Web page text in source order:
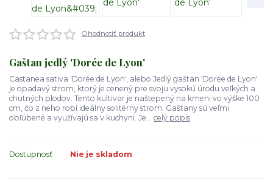
Ohodnotiť produkt
Gaštan jedlý 'Dorée de Lyon'
Castanea sativa 'Dorée de Lyon', alebo Jedlý gaštan 'Dorée de Lyon'
je opadavý strom, ktorý je cenený pre svoju vysokú úrodu veľkých a
chutných plodov. Tento kultivar je naštepený na kmeni vo výške 100
cm, čo z neho robí ideálny solitérny strom. Gaštany sú veľmi
obľúbené a využívajú sa v kuchyni. Je... celý popis
Dostupnosť Nie je skladom